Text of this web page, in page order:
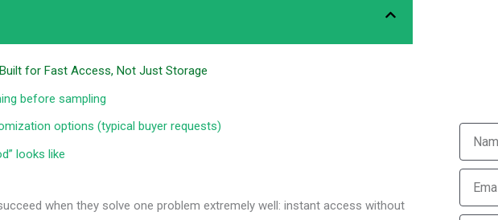
for Fast Access, Not Just Storage
before sampling
options (typical buyer requests)
looks like
when they solve one problem extremely well: instant access without